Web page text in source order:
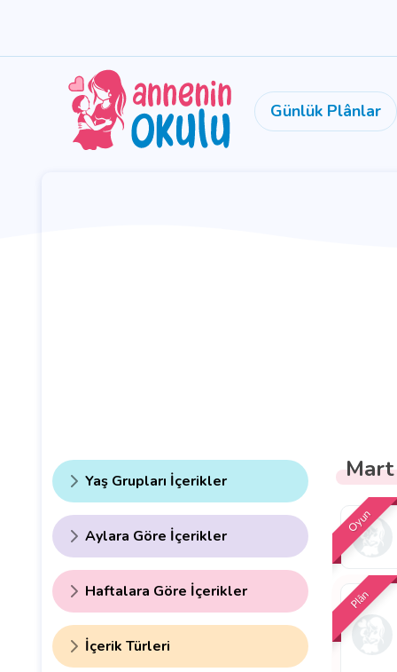
Günlük Plânlar
Yaş Grupları İçerikler
Aylara Göre İçerikler
Haftalara Göre İçerikler
İçerik Türleri
Mart
Oyun
Plân